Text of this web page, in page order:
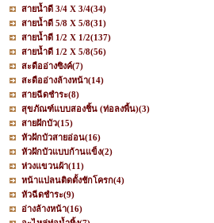
สายน้ำดี 3/4 X 3/4(34)
สายน้ำดี 5/8 X 5/8(31)
สายน้ำดี 1/2 X 1/2(137)
สายน้ำดี 1/2 X 5/8(56)
สะดืออ่างซิงค์(7)
สะดืออ่างล้างหน้า(14)
สายฉีดชำระ(8)
สุขภัณฑ์แบบสองชิ้น (ท่อลงพื้น)(3)
สายฝักบัว(15)
หัวฝักบัวสายอ่อน(16)
หัวฝักบัวแบบก้านแข็ง(2)
ห่วงแขวนผ้า(11)
หน้าแปลนติดตั้งชักโครก(4)
หัวฉีดชำระ(9)
อ่างล้างหน้า(16)